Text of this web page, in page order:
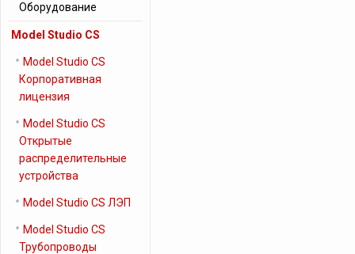
Оборудование
Model Studio CS
Model Studio CS
Корпоративная
лицензия
Model Studio CS
Открытые
распределительные
устройства
Model Studio CS ЛЭП
Model Studio CS
Трубопроводы